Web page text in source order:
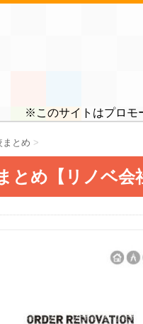
※このサイトはプロモ
まとめ >
とめ【リノベ会